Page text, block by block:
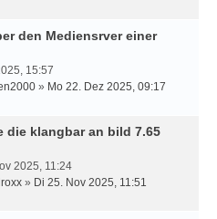
den Mediensrver einer
15:57
» Mo 22. Dez 2025, 09:17
die klangbar an bild 7.65
2025, 11:24
» Di 25. Nov 2025, 11:51